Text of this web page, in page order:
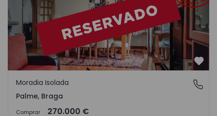
Palme, Braga
Moradia Isolada
Palme, Braga
Comprar 270.000 €